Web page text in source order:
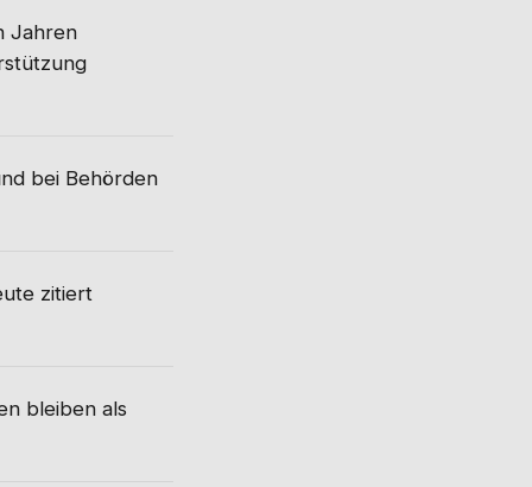
Jahren
bei Behörden
zitiert
bleiben als